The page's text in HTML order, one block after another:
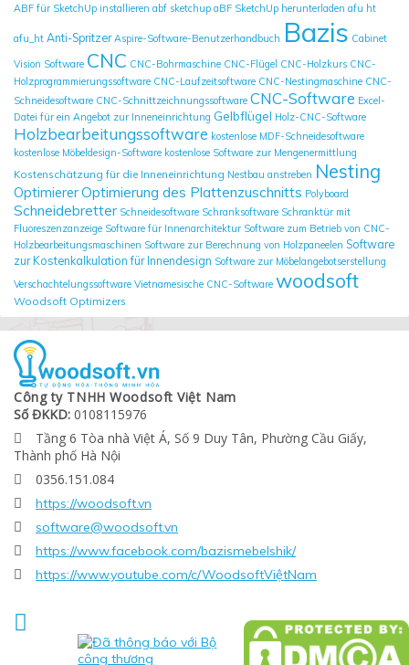
ABF für SketchUp installieren abf sketchup aBF SketchUp herunterladen afu ht
afu_ht Anti-Spritzer Aspire-Software-Benutzerhandbuch Bazis Cabinet
Vision Software CNC CNC-Bohrmaschine CNC-Flügel CNC-Holzkurs CNC-
Holzprogrammierungssoftware CNC-Laufzeitsoftware CNC-Nestingmaschine CNC-
Schneidesoftware CNC-Schnittzeichnungssoftware CNC-Software Excel-
Datei für ein Angebot zur Inneneinrichtung Gelbflügel Holz-CNC-Software
Holzbearbeitungssoftware kostenlose MDF-Schneidesoftware
kostenlose Möbeldesign-Software kostenlose Software zur Mengenermittlung
Kostenschätzung für die Inneneinrichtung Nestbau anstreben Nesting
OptimiererOptimierung des Plattenzuschnitts Polyboard
Schneidebretter Schneidesoftware Schranksoftware Schranktür mit
Fluoreszenzanzeige Software für Innenarchitektur Software zum Betrieb von CNC-
Holzbearbeitungsmaschinen Software zur Berechnung von Holzpaneelen Software
zur Kostenkalkulation für Innendesign Software zur Möbelangebotserstellung
Verschachtelungssoftware Vietnamesische CNC-Software woodsoft
Woodsoft Optimizers
Công ty TNHH Woodsoft Việt Nam
Số ĐKKD: 0108115976

Tầng 6 Tòa nhà Việt Á, Số 9 Duy Tân, Phường Cầu Giấy,
Thành phố Hà Nội
 0356.151.084
 https://woodsoft.vn
 software@woodsoft.vn
 https://www.facebook.com/bazismebelshik/
 https://www.youtube.com/c/WoodsoftViệtNam
